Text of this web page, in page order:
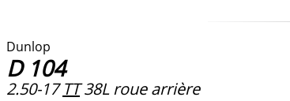
Dunlop
D 104
2.50-17 TT38L roue arrière